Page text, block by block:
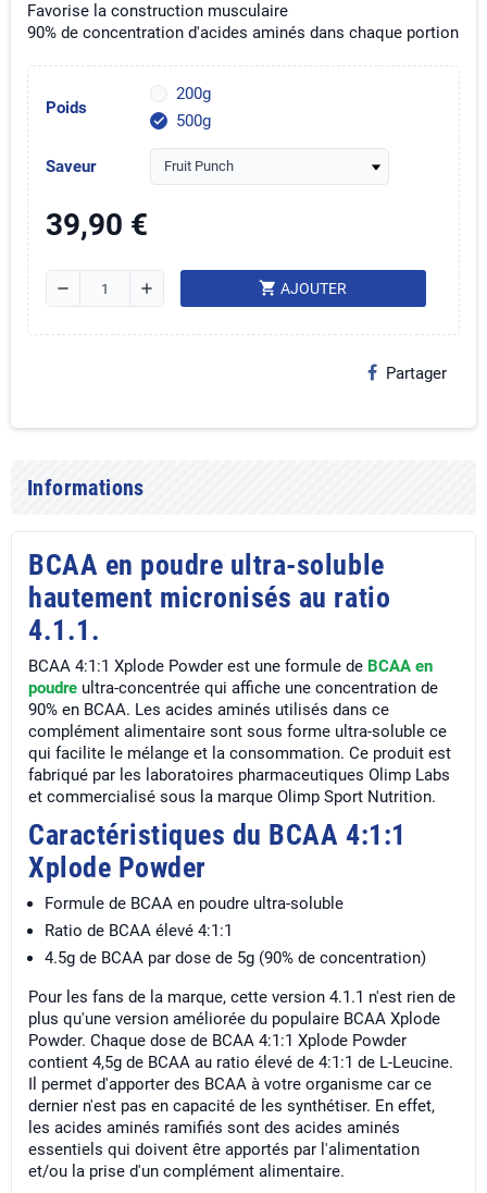
Favorise la construction musculaire
90% de concentration d'acides aminés dans chaque portion
Poids
200g
check 500g
Saveur
39,90 €
remove add shopping_cart AJOUTER
Partager
Informations
BCAA en poudre ultra-soluble
hautement micronisés au ratio
4.1.1.
BCAA 4:1:1 Xplode Powder est une formule de BCAA en
poudre ultra-concentrée qui affiche une concentration de
90% en BCAA. Les acides aminés utilisés dans ce
complément alimentaire sont sous forme ultra-soluble ce
qui facilite le mélange et la consommation. Ce produit est
fabriqué par les laboratoires pharmaceutiques Olimp Labs
et commercialisé sous la marque Olimp Sport Nutrition.
Caractéristiques du BCAA 4:1:1
Xplode Powder
Formule de BCAA en poudre ultra-soluble
Ratio de BCAA élevé 4:1:1
4.5g de BCAA par dose de 5g (90% de concentration)
Pour les fans de la marque, cette version 4.1.1 n'est rien de
plus qu'une version améliorée du populaire BCAA Xplode
Powder. Chaque dose de BCAA 4:1:1 Xplode Powder
contient 4,5g de BCAA au ratio élevé de 4:1:1 de L-Leucine.
Il permet d'apporter des BCAA à votre organisme car ce
dernier n'est pas en capacité de les synthétiser. En effet,
les acides aminés ramifiés sont des acides aminés
essentiels qui doivent être apportés par l'alimentation
et/ou la prise d'un complément alimentaire.